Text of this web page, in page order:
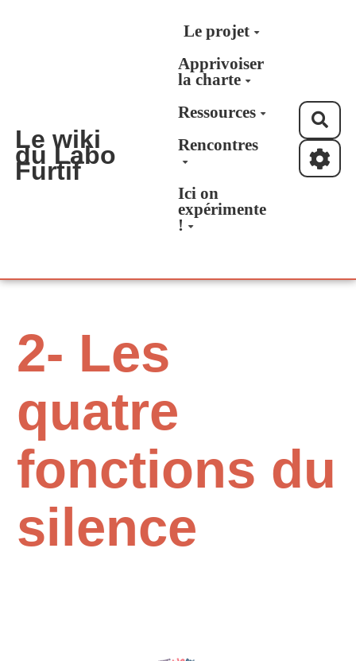
Aller au contenu principal
Le wiki
du Labo
Furtif
Le projet
Apprivoiser
la charte
Ressources
Rencontres
Ici on
expérimente
!
2- Les
quatre
fonctions du
silence